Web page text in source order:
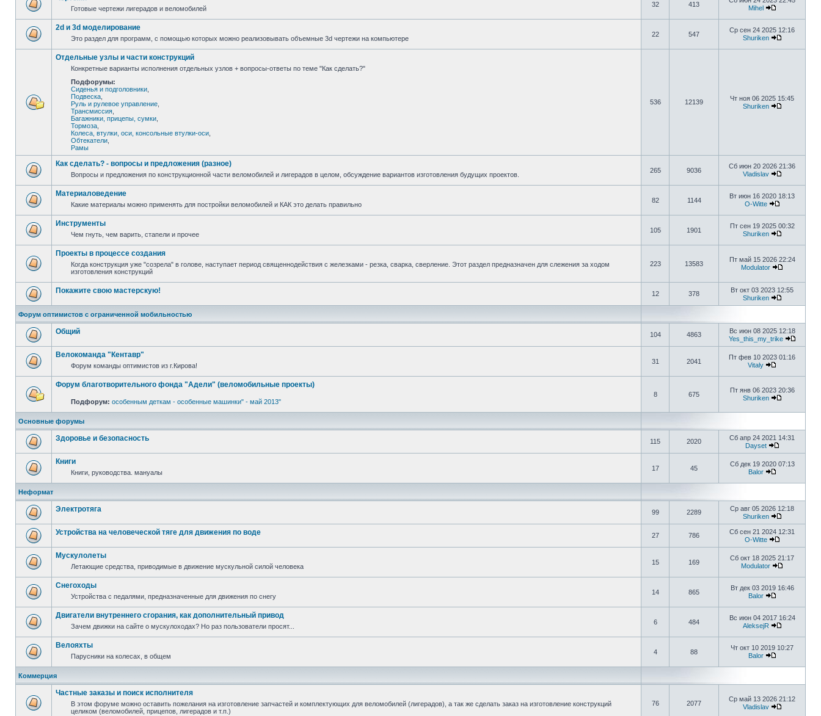
Готовые чертежи лигерадов и веломобилей
32 413
Mihel
2d и 3d моделирование
Это раздел для программ, с помощью которых можно реализовывать объемные 3d чертежи на компьютере
22 547
Ср сен 24 2025 12:16
Shuriken
Отдельные узлы и части конструкций
Конкретные варианты исполнения отдельных узлов + вопросы-ответы по теме "Как сделать?"
Подфорумы:
Сиденья и подголовники
Подвеска
Руль и рулевое управление
Трансмиссия
Багажники, прицепы, сумки
Тормоза
Колеса, втулки, оси, консольные втулки-оси
Обтекатели
Рамы
536 12139
Чт ноя 06 2025 15:45
Shuriken
Как сделать? - вопросы и предложения (разное)
Вопросы и предложения по конструкционной части веломобилей и лигерадов в целом, обсуждение вариантов изготовления будущих проектов.
265 9036
Сб июн 20 2026 21:36
Vladislav
Материаловедение
Какие материалы можно применять для постройки веломобилей и КАК это делать правильно
82 1144
Вт июн 16 2020 18:13
O-Witte
Инструменты
Чем гнуть, чем варить, стапели и прочее
105 1901
Пт сен 19 2025 00:32
Shuriken
Проекты в процессе создания
Когда конструкция уже "созрела" в голове, наступает период священнодействия с железками - резка, сварка, сверление. Этот раздел предназначен для слежения за ходом
изготовления конструкций
223 13583
Пт май 15 2026 22:24
Modulator
Покажите свою мастерскую! 12 378
Вт окт 03 2023 12:55
Shuriken
Форум оптимистов с ограниченной мобильностью
Общий 104 4863
Вс июн 08 2025 12:18
Yes_this_my_trike
Велокоманда "Кентавр"
Форум команды оптимистов из г.Кирова!
31 2041
Пт фев 10 2023 01:16
Vitaly
Форум благотворительного фонда "Адели" (веломобильные проекты)
Подфорум: особенным деткам - особенные машинки" - май 2013"
8 675
Пт янв 06 2023 20:36
Shuriken
Основные форумы
Здоровье и безопасность 115 2020
Сб апр 24 2021 14:31
Dayset
Книги
Книги, руководства. мануалы
17 45
Сб дек 19 2020 07:13
Balor
Неформат
Электротяга 99 2289
Ср авг 05 2026 12:18
Shuriken
Устройства на человеческой тяге для движения по воде 27 786
Сб сен 21 2024 12:31
O-Witte
Мускулолеты
Летающие средства, приводимые в движение мускульной силой человека
15 169
Сб окт 18 2025 21:17
Modulator
Снегоходы
Устройства с педалями, предназначенные для движения по снегу
14 865
Вт дек 03 2019 16:46
Balor
Двигатели внутреннего сгорания, как дополнительный привод
Зачем движки на сайте о мускулоходах? Но раз пользователи просят...
6 484
Вс июн 04 2017 16:24
AleksejR
Велояхты
Парусники на колесах, в общем
4 88
Чт окт 10 2019 10:27
Balor
Коммерция
Частные заказы и поиск исполнителя
В этом форуме можно оставить пожелания на изготовление запчастей и комплектующих для веломобилей (лигерадов), а так же сделать заказ на изготовление конструкций
целиком (веломобилей, прицепов, лигерадов и т.п.)
76 2077
Ср май 13 2026 21:12
Vladislav